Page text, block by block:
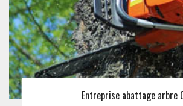
Entreprise abattage arbre